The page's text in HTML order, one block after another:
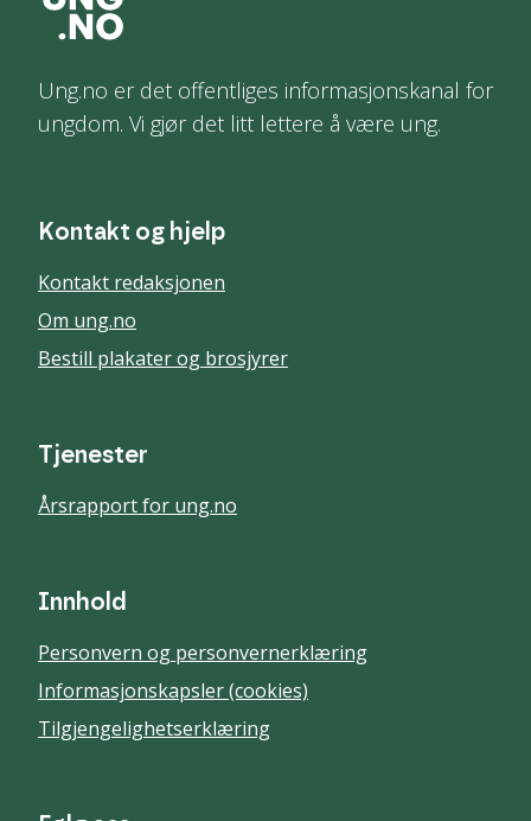
Ung.no er det offentliges informasjonskanal for
ungdom. Vi gjør det litt lettere å være ung.
Kontakt og hjelp
Kontakt redaksjonen
Om ung.no
Bestill plakater og brosjyrer
Tjenester
Årsrapport for ung.no
Innhold
Personvern og personvernerklæring
Informasjonskapsler (cookies)
Tilgjengelighetserklæring